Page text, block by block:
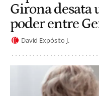
Girona desata
poder entre
David Expósito J.